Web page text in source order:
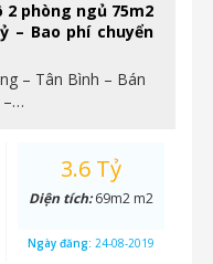
2 phòng ngủ 75m2
– Bao phí chuyển
– Tân Bình – Bán
–…
3.6 Tỷ
Diện tích:69m2 m2
Ngày đăng: 24-08-2019